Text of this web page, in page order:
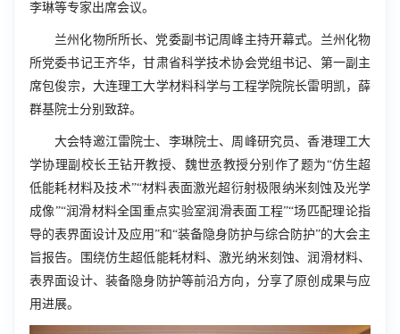
李琳等专家出席会议。
兰州化物所所长、党委副书记周峰主持开幕式。兰州化物
所党委书记王齐华，甘肃省科学技术协会党组书记、第一副主
席‌包俊宗，大连理工大学材料科学与工程学院院长雷明凯，薛
群基院士分别致辞。
大会特邀江雷院士、李琳院士、周峰研究员、香港理工大
学协理副校长王钻开教授、魏世丞教授分别作了题为“仿生超
低能耗材料及技术”“材料表面激光超衍射极限纳米刻蚀及光学
成像”“润滑材料全国重点实验室润滑表面工程”“场匹配理论指
导的表界面设计及应用”和“装备隐身防护与综合防护”的大会主
旨报告。围绕仿生超低能耗材料、激光纳米刻蚀、润滑材料、
表界面设计、装备隐身防护等前沿方向，分享了原创成果与应
用进展。